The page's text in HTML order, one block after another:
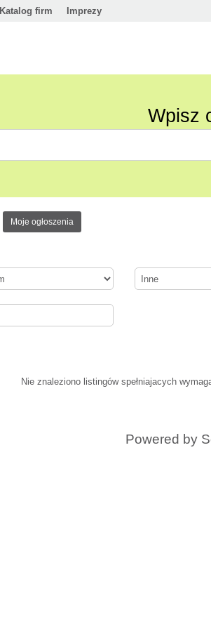
Katalog firm Imprezy
Wpisz
Moje ogłoszenia
Nie znaleziono listingów spełniajacych
Powered by